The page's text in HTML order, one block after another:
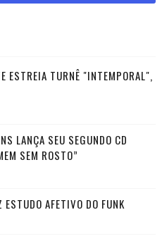
ESTREIA TURNÊ "INTEMPORAL",
LANÇA SEU SEGUNDO CD
SEM ROSTO”
ESTUDO AFETIVO DO FUNK